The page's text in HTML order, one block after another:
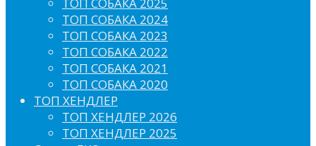
ТОП СОБАКА 2024
ТОП СОБАКА 2023
ТОП СОБАКА 2022
ТОП СОБАКА 2021
ТОП СОБАКА 2020
ТОП ХЕНДЛЕР
ТОП ХЕНДЛЕР 2026
ТОП ХЕНДЛЕР 2025